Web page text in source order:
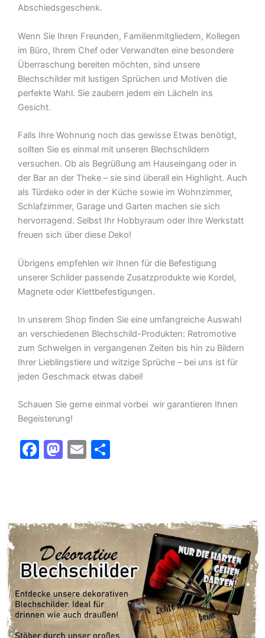
Abschiedsgeschenk.
Wenn Sie Ihren Freunden, Familienmitgliedern, Kollegen
im Büro, Ihrem Chef oder Verwandten eine besondere
Überraschung bereiten möchten, sind unsere
Blechschilder mit lustigen Sprüchen und Motiven die
perfekte Wahl. Sie zaubern jedem ein Lächeln ins
Gesicht.
Falls Ihre Wohnung noch das gewisse Etwas benötigt,
sollten Sie es einmal mit unseren Blechschildern
versuchen. Ob als Begrüßung am Hauseingang oder in
der Bar an der Theke – sie sind überall ein Highlight. Auch
als Türdeko oder in der Küche sowie im Wohnzimmer,
Schlafzimmer, Garage und Garten machen sie sich
hervorragend. Selbst Ihr Hobbyraum oder Ihre Werkstatt
freuen sich über diese Deko!
Übrigens empfehlen wir Ihnen für die Befestigung
unserer Schilder passende Zusatzprodukte wie Kordel,
Magnete oder Klettbefestigungen.
In unserem Shop finden Sie eine umfangreiche Auswahl
an verschiedenen Blechschild-Produkten: Retromotive
zum Schwelgen in vergangenen Zeiten bis hin zu Bildern
Ihrer Lieblingstiere und witzige Sprüche – bei uns ist für
jeden Geschmack etwas dabei!
Schauen Sie gerne einmal vorbei  wir garantieren Ihnen
Begeisterung!
F
b
o
o
k
M
d
o
n
E